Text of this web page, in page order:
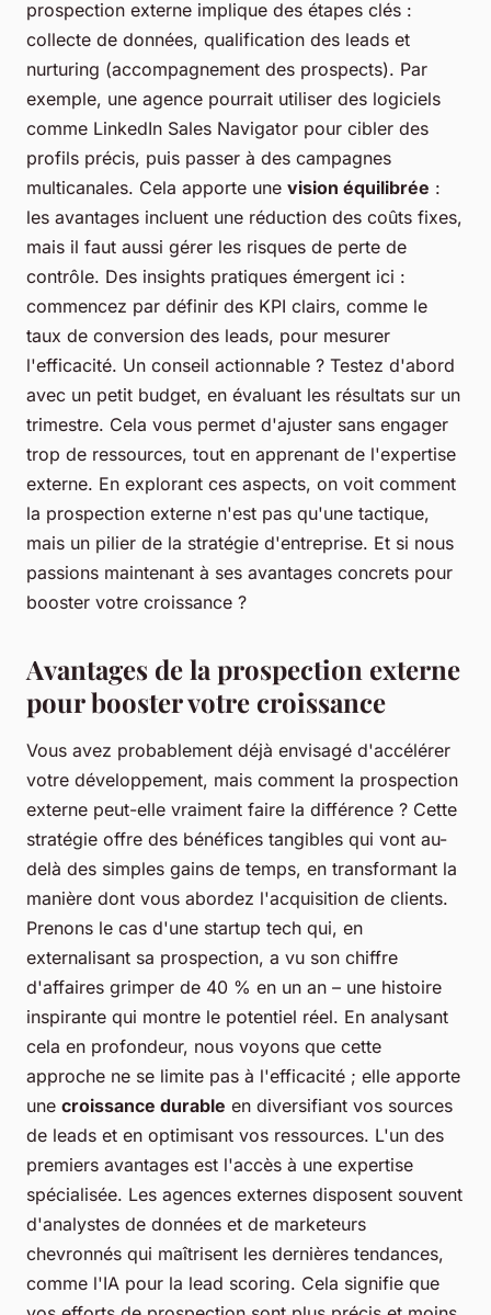
prospection externe implique des étapes clés :
collecte de données, qualification des leads et
nurturing (accompagnement des prospects). Par
exemple, une agence pourrait utiliser des logiciels
comme LinkedIn Sales Navigator pour cibler des
profils précis, puis passer à des campagnes
multicanales. Cela apporte une vision équilibrée :
les avantages incluent une réduction des coûts fixes,
mais il faut aussi gérer les risques de perte de
contrôle. Des insights pratiques émergent ici :
commencez par définir des KPI clairs, comme le
taux de conversion des leads, pour mesurer
l'efficacité. Un conseil actionnable ? Testez d'abord
avec un petit budget, en évaluant les résultats sur un
trimestre. Cela vous permet d'ajuster sans engager
trop de ressources, tout en apprenant de l'expertise
externe. En explorant ces aspects, on voit comment
la prospection externe n'est pas qu'une tactique,
mais un pilier de la stratégie d'entreprise. Et si nous
passions maintenant à ses avantages concrets pour
booster votre croissance ?
Avantages de la prospection externe
pour booster votre croissance
Vous avez probablement déjà envisagé d'accélérer
votre développement, mais comment la prospection
externe peut-elle vraiment faire la différence ? Cette
stratégie offre des bénéfices tangibles qui vont au-
delà des simples gains de temps, en transformant la
manière dont vous abordez l'acquisition de clients.
Prenons le cas d'une startup tech qui, en
externalisant sa prospection, a vu son chiffre
d'affaires grimper de 40 % en un an – une histoire
inspirante qui montre le potentiel réel. En analysant
cela en profondeur, nous voyons que cette
approche ne se limite pas à l'efficacité ; elle apporte
une croissance durable en diversifiant vos sources
de leads et en optimisant vos ressources. L'un des
premiers avantages est l'accès à une expertise
spécialisée. Les agences externes disposent souvent
d'analystes de données et de marketeurs
chevronnés qui maîtrisent les dernières tendances,
comme l'IA pour la lead scoring. Cela signifie que